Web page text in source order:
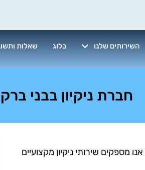
השירותים שלנו בלוג שאלות
חברת ניקיון בבני ברק
מספקים שירותי ניקיון מקצועיים